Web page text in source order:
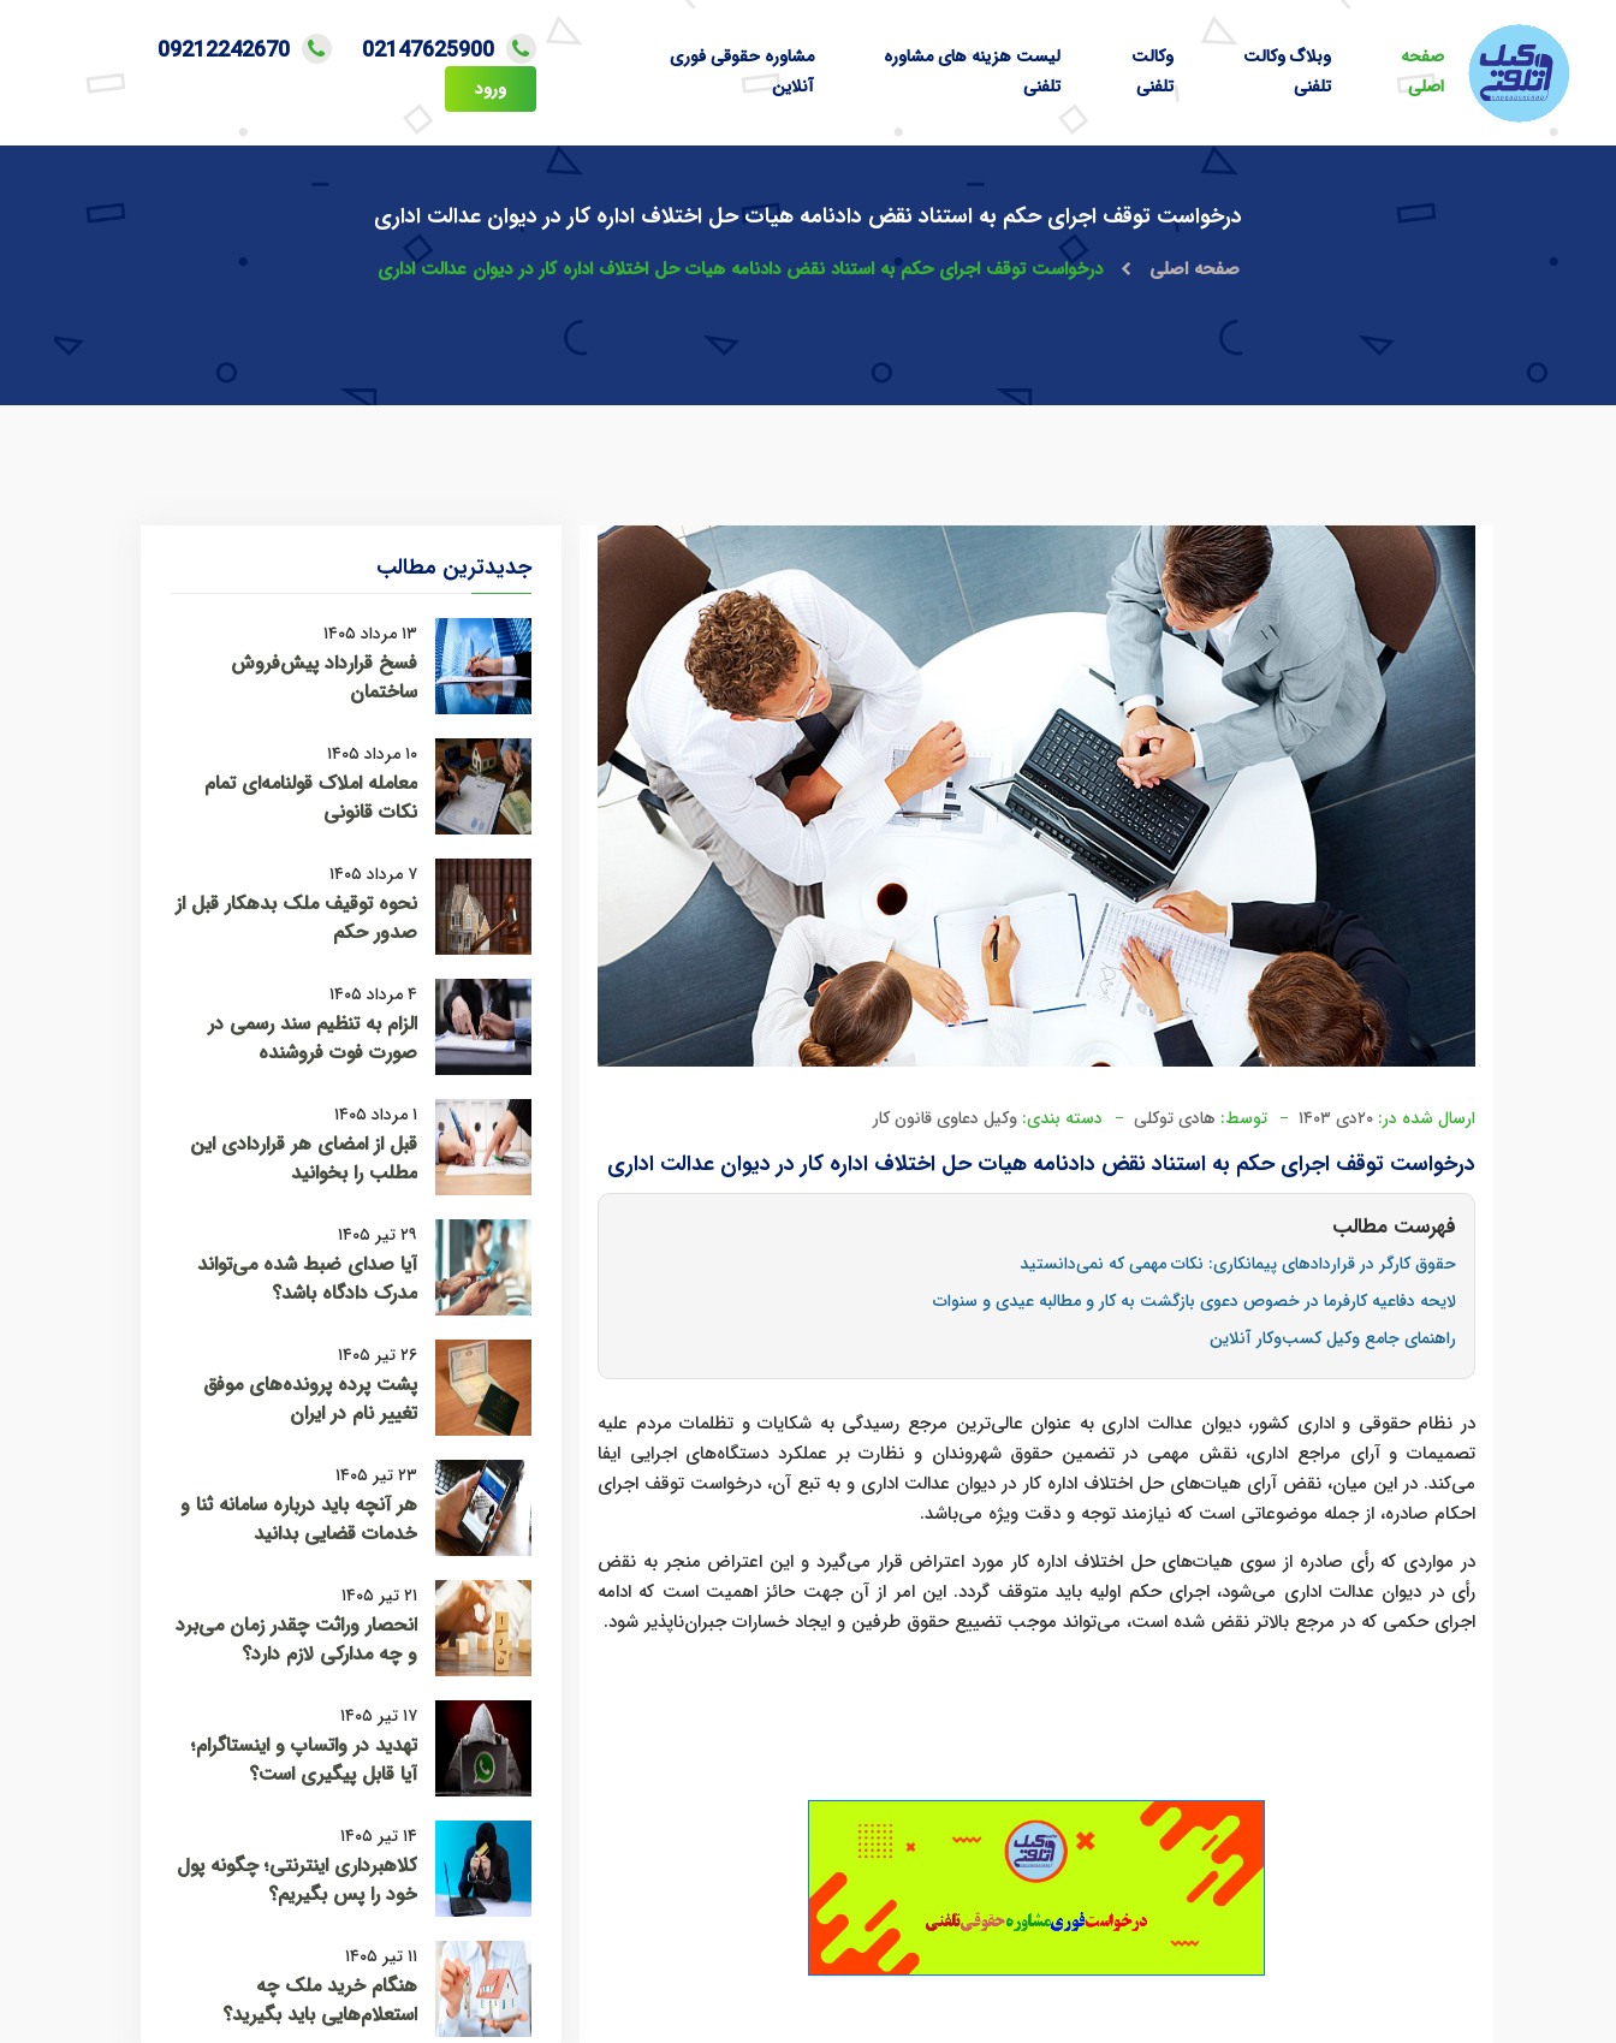
صفحه
اصلی
وبلاگ وکالت
تلفنی
وکالت
تلفنی
لیست هزینه های مشاوره
تلفنی
مشاوره حقوقی فوری
آنلاین
02147625900
09212242670
ورود
درخواست توقف اجرای حکم به استناد نقض دادنامه هیات حل اختلاف اداره کار در دیوان عدالت اداری
صفحه اصلی درخواست توقف اجرای حکم به استناد نقض دادنامه هیات حل اختلاف اداره کار در دیوان عدالت اداری
ارسال شده در: ۲۰دی ۱۴۰۳ توسط: هادی توکلی دسته بندی: وکیل دعاوی قانون کار
درخواست توقف اجرای حکم به استناد نقض دادنامه هیات حل اختلاف اداره کار در دیوان عدالت اداری
فهرست مطالب
حقوق کارگر در قراردادهای پیمانکاری: نکات مهمی که نمی‌دانستید
لایحه دفاعیه کارفرما در خصوص دعوی بازگشت به کار و مطالبه عیدی و سنوات
راهنمای جامع وکیل کسب‌وکار آنلاین
در نظام حقوقی و اداری کشور، دیوان عدالت اداری به عنوان عالی‌ترین مرجع رسیدگی به شکایات و تظلمات مردم علیه
تصمیمات و آرای مراجع اداری، نقش مهمی در تضمین حقوق شهروندان و نظارت بر عملکرد دستگاه‌های اجرایی ایفا
می‌کند. در این میان، نقض آرای هیات‌های حل اختلاف اداره کار در دیوان عدالت اداری و به تبع آن، درخواست توقف اجرای
احکام صادره، از جمله موضوعاتی است که نیازمند توجه و دقت ویژه می‌باشد.
در مواردی که رأی صادره از سوی هیات‌های حل اختلاف اداره کار مورد اعتراض قرار می‌گیرد و این اعتراض منجر به نقض
رأی در دیوان عدالت اداری می‌شود، اجرای حکم اولیه باید متوقف گردد. این امر از آن جهت حائز اهمیت است که ادامه
اجرای حکمی که در مرجع بالاتر نقض شده است، می‌تواند موجب تضییع حقوق طرفین و ایجاد خسارات جبران‌ناپذیر شود.
جدیدترین مطالب
۱۳ مرداد ۱۴۰۵
فسخ قرارداد پیش‌فروش
ساختمان
۱۰ مرداد ۱۴۰۵
معامله املاک قولنامه‌ای تمام
نکات قانونی
۷ مرداد ۱۴۰۵
نحوه توقیف ملک بدهکار قبل از
صدور حکم
۴ مرداد ۱۴۰۵
الزام به تنظیم سند رسمی در
صورت فوت فروشنده
۱ مرداد ۱۴۰۵
قبل از امضای هر قراردادی این
مطلب را بخوانید
۲۹ تیر ۱۴۰۵
آیا صدای ضبط شده می‌تواند
مدرک دادگاه باشد؟
۲۶ تیر ۱۴۰۵
پشت پرده پرونده‌های موفق
تغییر نام در ایران
۲۳ تیر ۱۴۰۵
هر آنچه باید درباره سامانه ثنا و
خدمات قضایی بدانید
۲۱ تیر ۱۴۰۵
انحصار وراثت چقدر زمان می‌برد
و چه مدارکی لازم دارد؟
۱۷ تیر ۱۴۰۵
تهدید در واتساپ و اینستاگرام؛
آیا قابل پیگیری است؟
۱۴ تیر ۱۴۰۵
کلاهبرداری اینترنتی؛ چگونه پول
خود را پس بگیریم؟
۱۱ تیر ۱۴۰۵
هنگام خرید ملک چه
استعلام‌هایی باید بگیرید؟